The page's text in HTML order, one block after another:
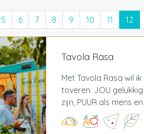
5 6 7 8 9 10 11 12
Tavola Rasa
Met Tavola Rasa wil
toveren. JOU
zijn, PUUR als mens